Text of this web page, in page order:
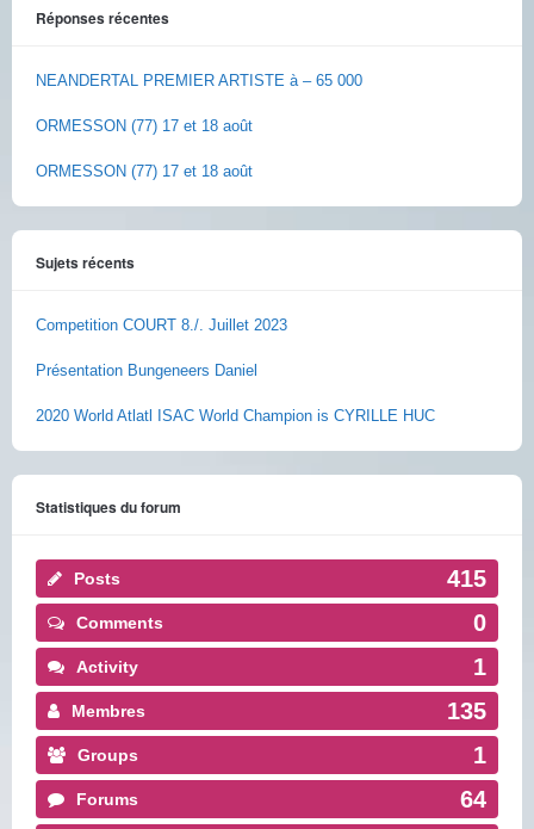
Réponses récentes
NEANDERTAL PREMIER ARTISTE à – 65 000
ORMESSON (77) 17 et 18 août
ORMESSON (77) 17 et 18 août
Sujets récents
Competition COURT 8./. Juillet 2023
Présentation Bungeneers Daniel
2020 World Atlatl ISAC World Champion is CYRILLE HUC
Statistiques du forum
Posts 415
Comments 0
Activity 1
Membres 135
Groups 1
Forums 64